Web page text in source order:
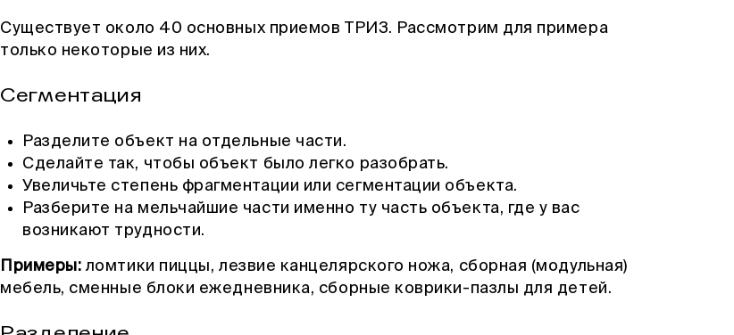
Существует около 40 основных приемов ТРИЗ. Рассмотрим для примера
только некоторые из них.
Сегментация
Разделите объект на отдельные части.
Сделайте так, чтобы объект было легко разобрать.
Увеличьте степень фрагментации или сегментации объекта.
Разберите на мельчайшие части именно ту часть объекта, где у вас
возникают трудности.
Примеры: ломтики пиццы, лезвие канцелярского ножа, сборная (модульная)
мебель, сменные блоки ежедневника, сборные коврики-пазлы для детей.